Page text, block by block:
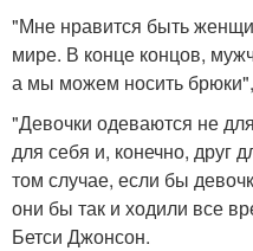
"Мне нравится быть
мире. В конце концов,
а мы можем носить
"Девочки одеваются не
для себя и, конечно, друг
том случае, если бы
они бы так и ходили все
Бетси Джонсон.